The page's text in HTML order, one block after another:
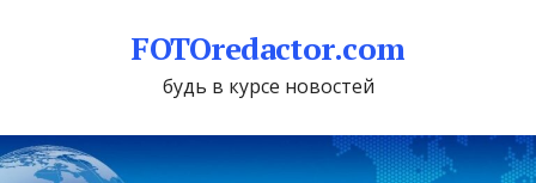
FOTOredactor.com
будь в курсе новостей